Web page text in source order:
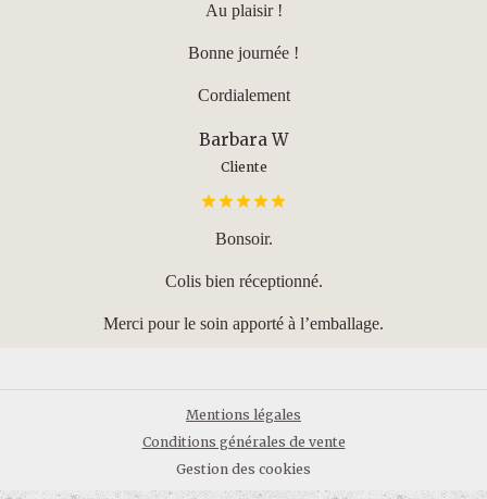
Au plaisir !
Bonne journée !
Cordialement
Barbara W
Cliente
Bonsoir.
Colis bien réceptionné.
Merci pour le soin apporté à l’emballage.
Mentions légales
Conditions générales de vente
Gestion des cookies